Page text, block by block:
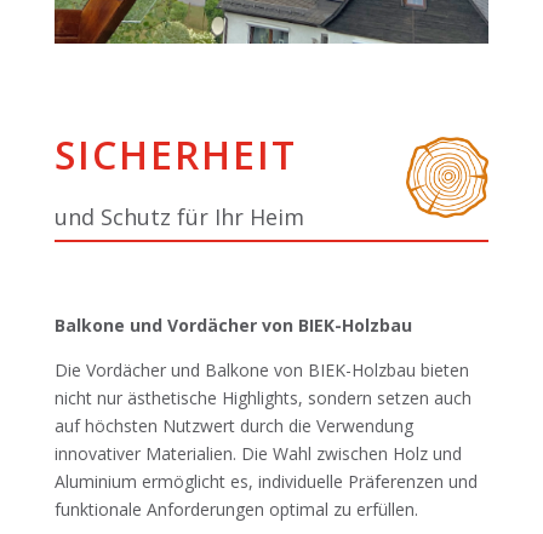
SICHERHEIT
und Schutz für Ihr Heim
Balkone und Vordächer von BIEK-Holzbau
Die Vordächer und Balkone von BIEK-Holzbau bieten
nicht nur ästhetische Highlights, sondern setzen auch
auf höchsten Nutzwert durch die Verwendung
innovativer Materialien. Die Wahl zwischen Holz und
Aluminium ermöglicht es, individuelle Präferenzen und
funktionale Anforderungen optimal zu erfüllen.